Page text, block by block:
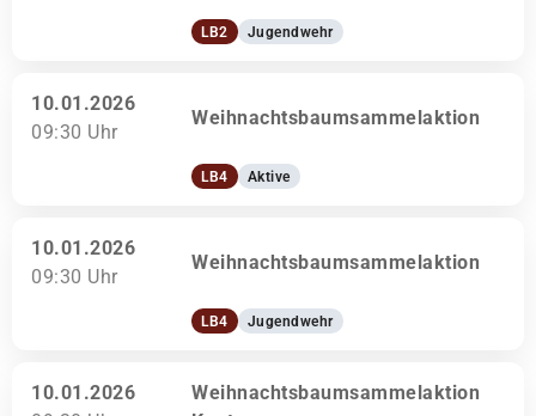
LB2 Jugendwehr
10.01.2026
09:30 Uhr
Weihnachtsbaumsammelaktion
LB4 Aktive
10.01.2026
09:30 Uhr
Weihnachtsbaumsammelaktion
LB4 Jugendwehr
10.01.2026
Weihnachtsbaumsammelaktion